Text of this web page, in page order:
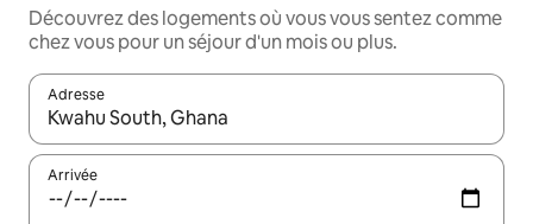
Découvrez des logements où vous vous sentez comme
chez vous pour un séjour d'un mois ou plus.
Adresse
Lorsque les résultats s'affichent, utilisez les flèches vers le
Arrivée